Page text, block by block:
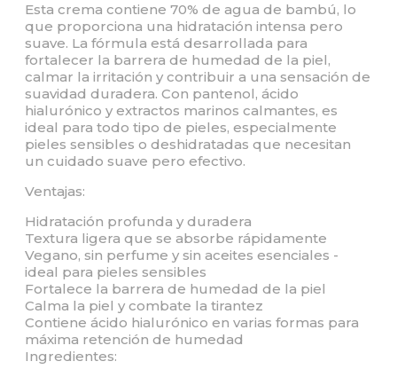
Esta crema contiene 70% de agua de bambú, lo
que proporciona una hidratación intensa pero
suave. La fórmula está desarrollada para
fortalecer la barrera de humedad de la piel,
calmar la irritación y contribuir a una sensación de
suavidad duradera. Con pantenol, ácido
hialurónico y extractos marinos calmantes, es
ideal para todo tipo de pieles, especialmente
pieles sensibles o deshidratadas que necesitan
un cuidado suave pero efectivo.
Ventajas:
Hidratación profunda y duradera
Textura ligera que se absorbe rápidamente
Vegano, sin perfume y sin aceites esenciales -
ideal para pieles sensibles
Fortalece la barrera de humedad de la piel
Calma la piel y combate la tirantez
Contiene ácido hialurónico en varias formas para
máxima retención de humedad
Ingredientes: